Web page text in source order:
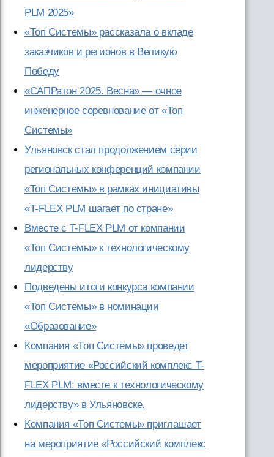
PLM 2025»
«Топ Системы» рассказала о вкладе
заказчиков и регионов в Великую
Победу
«САПРатон 2025. Весна» — очное
инженерное соревнование от «Топ
Системы»
Ульяновск стал продолжением серии
региональных конференций компании
«Топ Системы» в рамках инициативы
«T-FLEX PLM шагает по стране»
Вместе с T-FLEX PLM от компании
«Топ Системы» к технологическому
лидерству
Подведены итоги конкурса компании
«Топ Системы» в номинации
«Образование»
Компания «Топ Системы» проведет
мероприятие «Российский комплекс T-
FLEX PLM: вместе к технологическому
лидерству» в Ульяновске.
Компания «Топ Системы» приглашает
на мероприятие «Российский комплекс